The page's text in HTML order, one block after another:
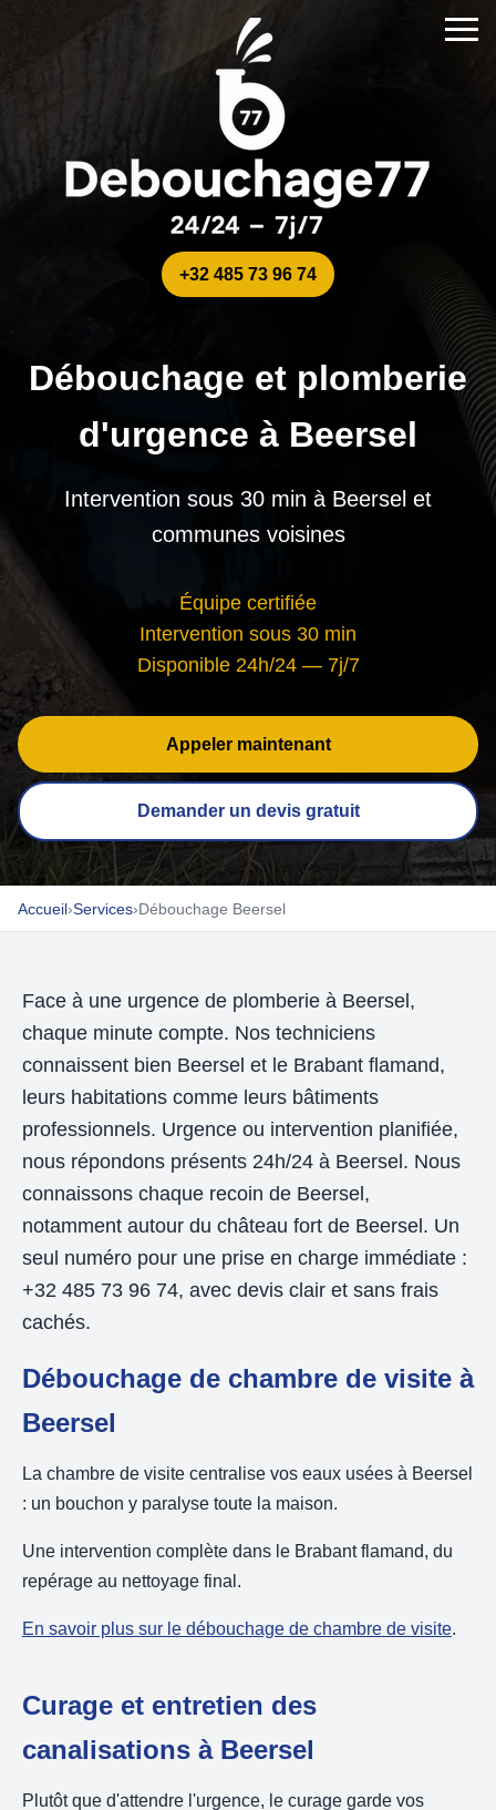
+32 485 73 96 74
Débouchage et plomberie
d'urgence à Beersel
Intervention sous 30 min à Beersel et
communes voisines
Équipe certifiée
Intervention sous 30 min
Disponible 24h/24 — 7j/7
Appeler maintenant
Demander un devis gratuit
Accueil›Services›Débouchage Beersel
Face à une urgence de plomberie à Beersel,
chaque minute compte. Nos techniciens
connaissent bien Beersel et le Brabant flamand,
leurs habitations comme leurs bâtiments
professionnels. Urgence ou intervention planifiée,
nous répondons présents 24h/24 à Beersel. Nous
connaissons chaque recoin de Beersel,
notamment autour du château fort de Beersel. Un
seul numéro pour une prise en charge immédiate :
+32 485 73 96 74, avec devis clair et sans frais
cachés.
Débouchage de chambre de visite à
Beersel
La chambre de visite centralise vos eaux usées à Beersel
: un bouchon y paralyse toute la maison.
Une intervention complète dans le Brabant flamand, du
repérage au nettoyage final.
En savoir plus sur le débouchage de chambre de visite.
Curage et entretien des
canalisations à Beersel
Plutôt que d'attendre l'urgence, le curage garde vos